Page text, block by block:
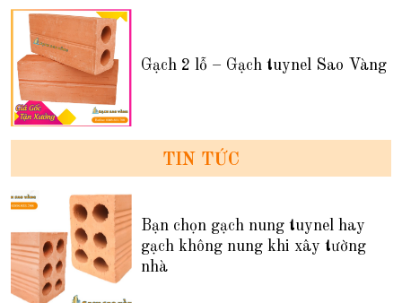
Gạch 2 lỗ – Gạch tuynel Sao Vàng
TIN TỨC
Bạn chọn gạch nung tuynel hay
gạch không nung khi xây tường
nhà